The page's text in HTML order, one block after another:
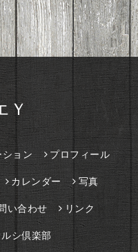
Ｙ
ョン プロフィール
カレンダー 写真
い合わせ リンク
シ倶楽部